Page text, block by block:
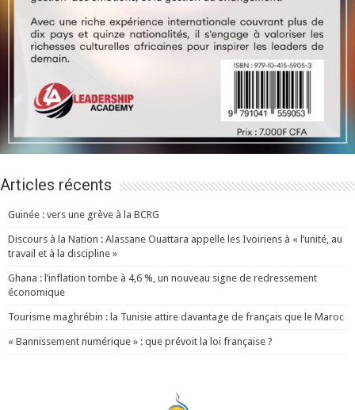
Articles récents
Guinée : vers une grève à la BCRG
Discours à la Nation : Alassane Ouattara appelle les Ivoiriens à « l’unité, au
travail et à la discipline »
Ghana : l’inflation tombe à 4,6 %, un nouveau signe de redressement
économique
Tourisme maghrébin : la Tunisie attire davantage de français que le Maroc
« Bannissement numérique » : que prévoit la loi française ?